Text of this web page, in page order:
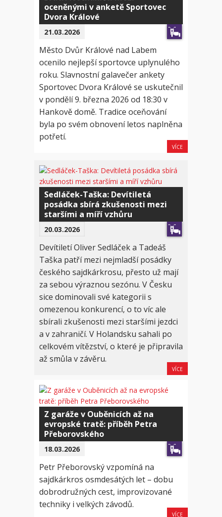
oceněnými v anketě Sportovec
Dvora Králové
21.03.2026
Město Dvůr Králové nad Labem
ocenilo nejlepší sportovce uplynulého
roku. Slavnostní galavečer ankety
Sportovec Dvora Králové se uskutečnil
v pondělí 9. března 2026 od 18:30 v
Hankově domě. Tradice oceňování
byla po svém obnovení letos naplněna
potřetí.
VÍCE
Sedláček-Taška: Devítiletá
posádka sbírá zkušenosti mezi
staršími a míří vzhůru
20.03.2026
Devítiletí Oliver Sedláček a Tadeáš
Taška patří mezi nejmladší posádky
českého sajdkárkrosu, přesto už mají
za sebou výraznou sezónu. V Česku
sice dominovali své kategorii s
omezenou konkurencí, o to víc ale
sbírali zkušenosti mezi staršími jezdci
a v zahraničí. V Holandsku sahali po
celkovém vítězství, o které je připravila
až smůla v závěru.
VÍCE
Z garáže v Ouběnicích až na
evropské tratě: příběh Petra
Přeborovského
18.03.2026
Petr Přeborovský vzpomíná na
sajdkárkros osmdesátých let – dobu
dobrodružných cest, improvizované
techniky i velkých závodů.
VÍCE